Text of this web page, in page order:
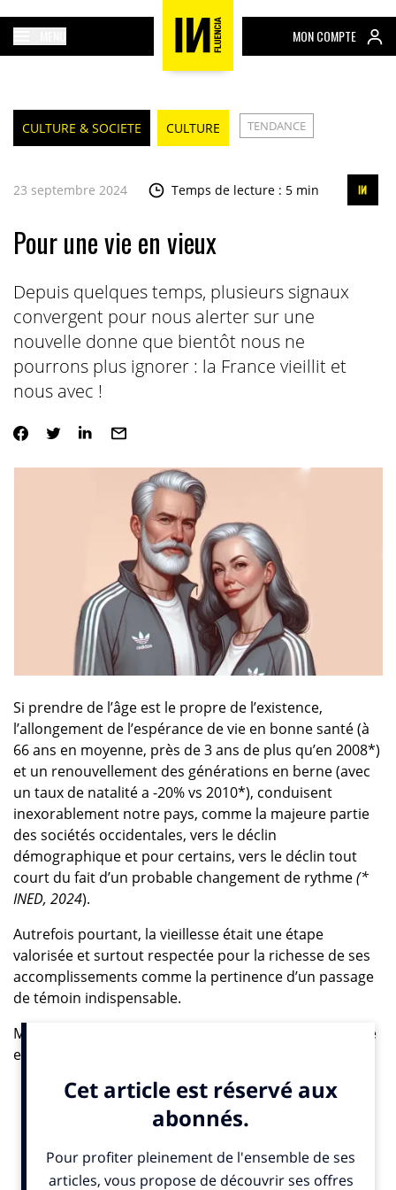
MON COMPTE
CULTURE & SOCIETE CULTURE TENDANCE
23 septembre 2024 Temps de lecture : 5 min
Pour une vie en vieux
Depuis quelques temps, plusieurs signaux
convergent pour nous alerter sur une
nouvelle donne que bientôt nous ne
pourrons plus ignorer : la France vieillit et
nous avec !
Si prendre de l’âge est le propre de l’existence,
l’allongement de l’espérance de vie en bonne santé (à
66 ans en moyenne, près de 3 ans de plus qu’en 2008*)
et un renouvellement des générations en berne (avec
un taux de natalité a -20% vs 2010*), conduisent
inexorablement notre pays, comme la majeure partie
des sociétés occidentales, vers le déclin
démographique et pour certains, vers le déclin tout
court du fait d’un probable changement de rythme(*
INED, 2024).
Autrefois pourtant, la vieillesse était une étape
valorisée et surtout respectée pour la richesse de ses
accomplissements comme la pertinence d’un passage
de témoin indispensable.
Mais, dans une société où désormais seule la jeunesse
est synonyme d’inventivité, de progrès et de savoirs
jugés, parfois sans pitié, comme moins utiles
socialement et/ou improductifs économiquement. Et
en incarnant au mieux nos stéréotypes persistants de
sagesse et de transmission désintéressée, pour